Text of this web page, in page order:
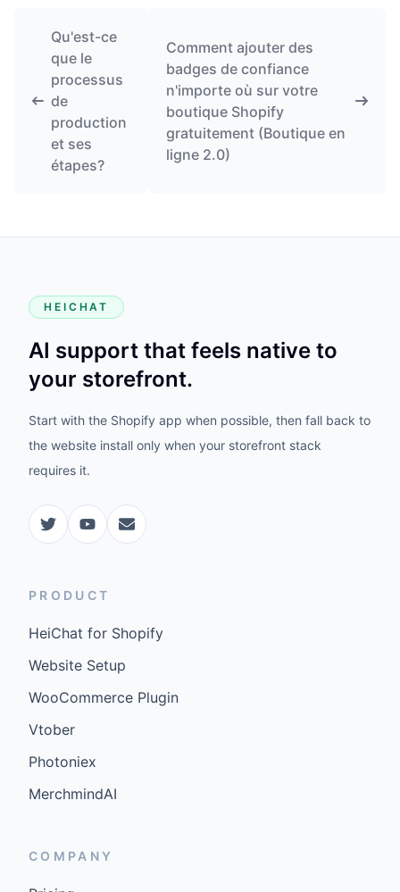
Qu'est-ce
que le
processus
de
production
et ses
étapes?
Comment ajouter des
badges de confiance
n'importe où sur votre
boutique Shopify
gratuitement (Boutique en
ligne 2.0)
HEICHAT
AI support that feels native to
your storefront.
Start with the Shopify app when possible, then fall back to
the website install only when your storefront stack
requires it.
PRODUCT
HeiChat for Shopify
Website Setup
WooCommerce Plugin
Vtober
Photoniex
MerchmindAI
COMPANY